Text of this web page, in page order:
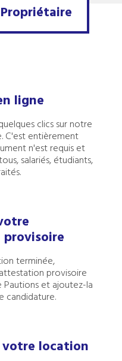
Propriétaire
ligne
clics sur notre
C'est entièrement
n'est requis et
salariés, étudiants,
terminée,
provisoire
et ajoutez-la
candidature.
votre location